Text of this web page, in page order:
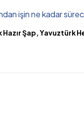
işin ne kadar
Şap, Yavuztürk